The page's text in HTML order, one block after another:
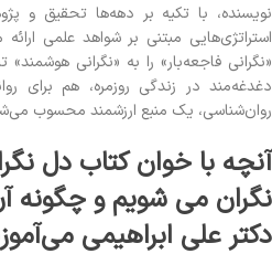
نویسنده، با تکیه بر دهه‌ها تحقیق و
استراتژی‌هایی مبتنی بر شواهد علمی
«نگرانی فاجعه‌بار» را به «نگرانی
دغدغه‌مند در زندگی روزمره، هم برای
روان‌شناسی، یک منبع ارزشمند محسوب
آنچه با خوان کتاب دل
نگران می شویم و چگونه
دکتر علی ابراهیمی